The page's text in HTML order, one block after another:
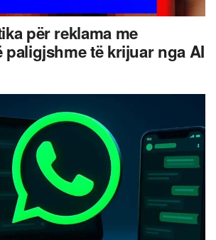
për reklama me
paligjshme të krijuar nga AI